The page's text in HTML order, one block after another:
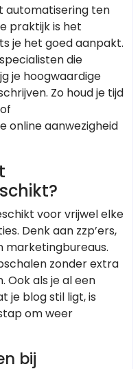
automatisering ten
praktijk is het
je het goed aanpakt.
die
je hoogwaardige
Zo houd je tijd
online aanwezigheid
voor vrijwel elke
Denk aan zzp’ers,
marketingbureaus.
zonder extra
Ook als je al een
je blog stil ligt, is
om weer
bij